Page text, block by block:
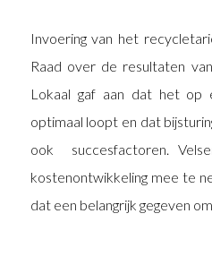
Invoering van het
Raad over de resultaten
Lokaal gaf aan dat het op
optimaal loopt en dat
ook succesfactoren.
kostenontwikkeling mee te
dat een belangrijk gegeven